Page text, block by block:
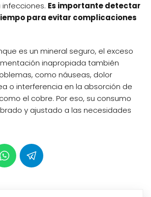
Es importante detectar
para evitar complicaciones
es un mineral seguro, el exceso
inapropiada también
como náuseas, dolor
o interferencia en la absorción de
el cobre. Por eso, su consumo
y ajustado a las necesidades